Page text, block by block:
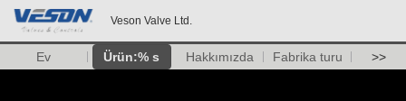
Veson Valve Ltd.
Ev Ürün:% s Hakkımızda Fabrika turu >>